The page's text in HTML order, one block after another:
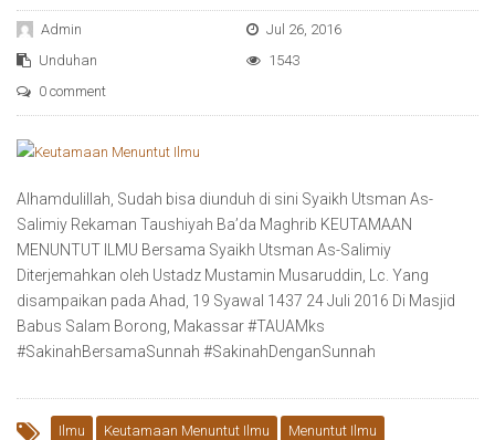
Admin
Jul 26, 2016
Unduhan
1543
0 comment
Alhamdulillah, Sudah bisa diunduh di sini Syaikh Utsman As-
Salimiy Rekaman Taushiyah Ba’da Maghrib KEUTAMAAN
MENUNTUT ILMU Bersama Syaikh Utsman As-Salimiy
Diterjemahkan oleh Ustadz Mustamin Musaruddin, Lc. Yang
disampaikan pada Ahad, 19 Syawal 1437 24 Juli 2016 Di Masjid
Babus Salam Borong, Makassar ‪#‎TAUAMks‬
‪#‎SakinahBersamaSunnah‬ ‪#‎SakinahDenganSunnah‬
Ilmu Keutamaan Menuntut Ilmu Menuntut Ilmu